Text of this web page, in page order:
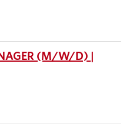
(M/W/D) |